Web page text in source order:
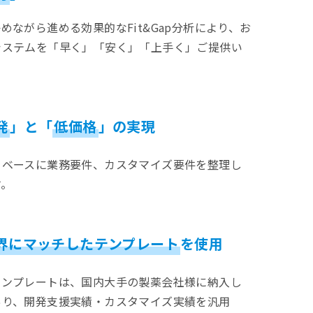
ながら進める効果的なFit&Gap分析により、お
テムを「早く」「安く」「上手く」ご提供い
」と「低価格」の実現
ースに業務要件、カスタマイズ要件を整理し
にマッチしたテンプレートを使用
プレートは、国内大手の製薬会社様に納入し
、開発支援実績・カスタマイズ実績を汎用